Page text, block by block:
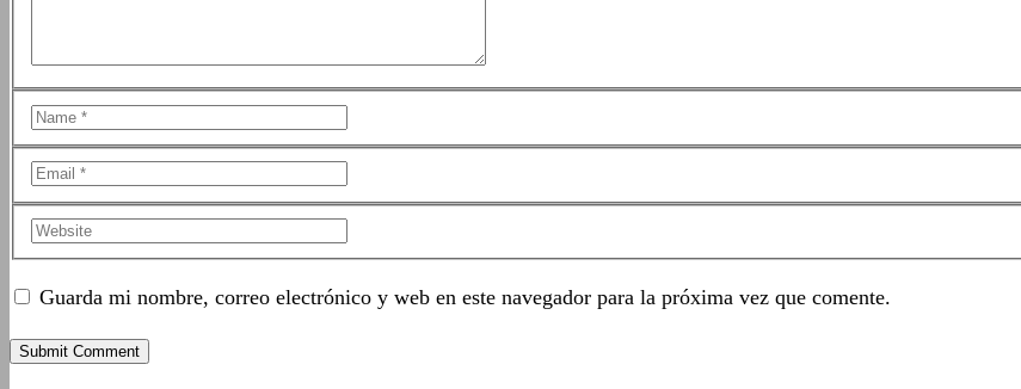
Guarda mi nombre, correo electrónico y web en este navegador para la próxima vez que comente.